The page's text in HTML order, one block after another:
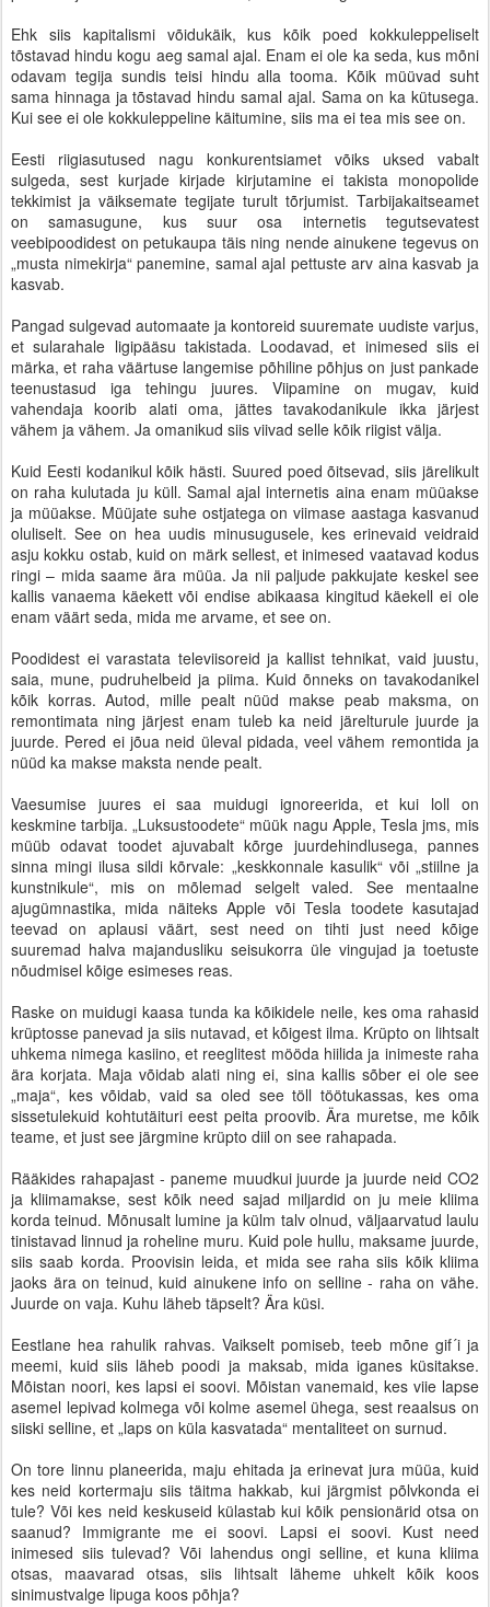
Ehk siis kapitalismi võidukäik, kus kõik poed kokkuleppeliselt
tõstavad hindu kogu aeg samal ajal. Enam ei ole ka seda, kus mõni
odavam tegija sundis teisi hindu alla tooma. Kõik müüvad suht
sama hinnaga ja tõstavad hindu samal ajal. Sama on ka kütusega.
Kui see ei ole kokkuleppeline käitumine, siis ma ei tea mis see on.
Eesti riigiasutused nagu konkurentsiamet võiks uksed vabalt
sulgeda, sest kurjade kirjade kirjutamine ei takista monopolide
tekkimist ja väiksemate tegijate turult tõrjumist. Tarbijakaitseamet
on samasugune, kus suur osa internetis tegutsevatest
veebipoodidest on petukaupa täis ning nende ainukene tegevus on
„musta nimekirja“ panemine, samal ajal pettuste arv aina kasvab ja
kasvab.
Pangad sulgevad automaate ja kontoreid suuremate uudiste varjus,
et sularahale ligipääsu takistada. Loodavad, et inimesed siis ei
märka, et raha väärtuse langemise põhiline põhjus on just pankade
teenustasud iga tehingu juures. Viipamine on mugav, kuid
vahendaja koorib alati oma, jättes tavakodanikule ikka järjest
vähem ja vähem. Ja omanikud siis viivad selle kõik riigist välja.
Kuid Eesti kodanikul kõik hästi. Suured poed õitsevad, siis järelikult
on raha kulutada ju küll. Samal ajal internetis aina enam müüakse
ja müüakse. Müüjate suhe ostjatega on viimase aastaga kasvanud
oluliselt. See on hea uudis minusugusele, kes erinevaid veidraid
asju kokku ostab, kuid on märk sellest, et inimesed vaatavad kodus
ringi – mida saame ära müüa. Ja nii paljude pakkujate keskel see
kallis vanaema käekett või endise abikaasa kingitud käekell ei ole
enam väärt seda, mida me arvame, et see on.
Poodidest ei varastata televiisoreid ja kallist tehnikat, vaid juustu,
saia, mune, pudruhelbeid ja piima. Kuid õnneks on tavakodanikel
kõik korras. Autod, mille pealt nüüd makse peab maksma, on
remontimata ning järjest enam tuleb ka neid järelturule juurde ja
juurde. Pered ei jõua neid üleval pidada, veel vähem remontida ja
nüüd ka makse maksta nende pealt.
Vaesumise juures ei saa muidugi ignoreerida, et kui loll on
keskmine tarbija. „Luksustoodete“ müük nagu Apple, Tesla jms, mis
müüb odavat toodet ajuvabalt kõrge juurdehindlusega, pannes
sinna mingi ilusa sildi kõrvale: „keskkonnale kasulik“ või „stiilne ja
kunstnikule“, mis on mõlemad selgelt valed. See mentaalne
ajugümnastika, mida näiteks Apple või Tesla toodete kasutajad
teevad on aplausi väärt, sest need on tihti just need kõige
suuremad halva majandusliku seisukorra üle vingujad ja toetuste
nõudmisel kõige esimeses reas.
Raske on muidugi kaasa tunda ka kõikidele neile, kes oma rahasid
krüptosse panevad ja siis nutavad, et kõigest ilma. Krüpto on lihtsalt
uhkema nimega kasiino, et reeglitest mööda hiilida ja inimeste raha
ära korjata. Maja võidab alati ning ei, sina kallis sõber ei ole see
„maja“, kes võidab, vaid sa oled see töll töötukassas, kes oma
sissetulekuid kohtutäituri eest peita proovib. Ära muretse, me kõik
teame, et just see järgmine krüpto diil on see rahapada.
Rääkides rahapajast - paneme muudkui juurde ja juurde neid CO2
ja kliimamakse, sest kõik need sajad miljardid on ju meie kliima
korda teinud. Mõnusalt lumine ja külm talv olnud, väljaarvatud laulu
tinistavad linnud ja roheline muru. Kuid pole hullu, maksame juurde,
siis saab korda. Proovisin leida, et mida see raha siis kõik kliima
jaoks ära on teinud, kuid ainukene info on selline - raha on vähe.
Juurde on vaja. Kuhu läheb täpselt? Ära küsi.
Eestlane hea rahulik rahvas. Vaikselt pomiseb, teeb mõne gif´i ja
meemi, kuid siis läheb poodi ja maksab, mida iganes küsitakse.
Mõistan noori, kes lapsi ei soovi. Mõistan vanemaid, kes viie lapse
asemel lepivad kolmega või kolme asemel ühega, sest reaalsus on
siiski selline, et „laps on küla kasvatada“ mentaliteet on surnud.
On tore linnu planeerida, maju ehitada ja erinevat jura müüa, kuid
kes neid kortermaju siis täitma hakkab, kui järgmist põlvkonda ei
tule? Või kes neid keskuseid külastab kui kõik pensionärid otsa on
saanud? Immigrante me ei soovi. Lapsi ei soovi. Kust need
inimesed siis tulevad? Või lahendus ongi selline, et kuna kliima
otsas, maavarad otsas, siis lihtsalt läheme uhkelt kõik koos
sinimustvalge lipuga koos põhja?